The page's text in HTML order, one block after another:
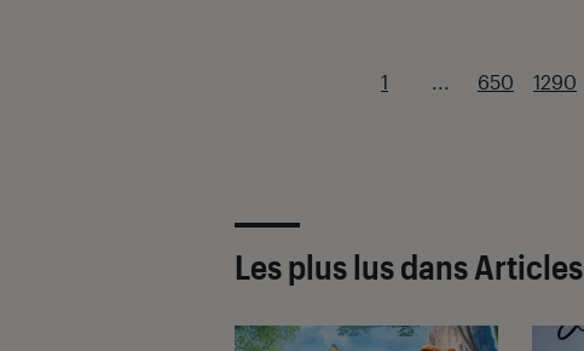
1 ... 650 1290
Les plus lus dans Articles